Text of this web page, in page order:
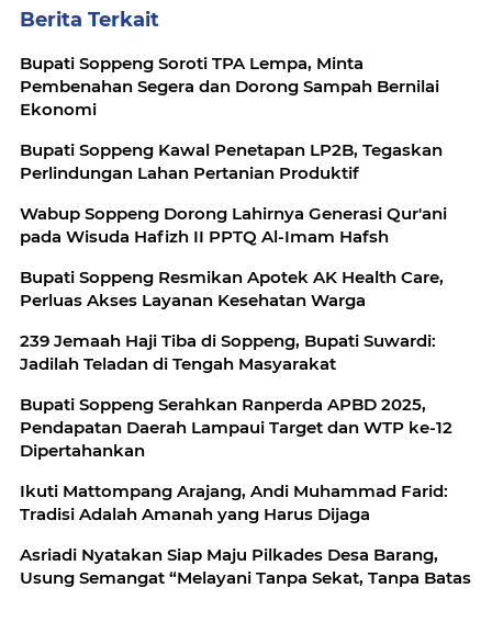
Berita Terkait
Bupati Soppeng Soroti TPA Lempa, Minta
Pembenahan Segera dan Dorong Sampah Bernilai
Ekonomi
Bupati Soppeng Kawal Penetapan LP2B, Tegaskan
Perlindungan Lahan Pertanian Produktif
Wabup Soppeng Dorong Lahirnya Generasi Qur'ani
pada Wisuda Hafizh II PPTQ Al-Imam Hafsh
Bupati Soppeng Resmikan Apotek AK Health Care,
Perluas Akses Layanan Kesehatan Warga
239 Jemaah Haji Tiba di Soppeng, Bupati Suwardi:
Jadilah Teladan di Tengah Masyarakat
Bupati Soppeng Serahkan Ranperda APBD 2025,
Pendapatan Daerah Lampaui Target dan WTP ke-12
Dipertahankan
Ikuti Mattompang Arajang, Andi Muhammad Farid:
Tradisi Adalah Amanah yang Harus Dijaga
Asriadi Nyatakan Siap Maju Pilkades Desa Barang,
Usung Semangat “Melayani Tanpa Sekat, Tanpa Batas